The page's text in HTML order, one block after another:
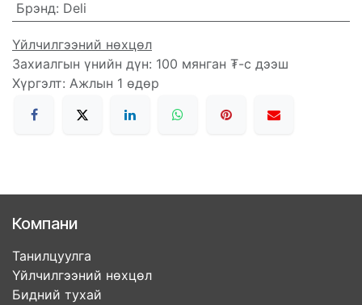
Брэнд: Deli
Үйлчилгээний нөхцөл
Захиалгын үнийн дүн: 100 мянган ₮-с дээш
Хүргэлт: Ажлын 1 өдөр
Компани
Танилцуулга
Үйлчилгээний нөхцөл
Бидний тухай